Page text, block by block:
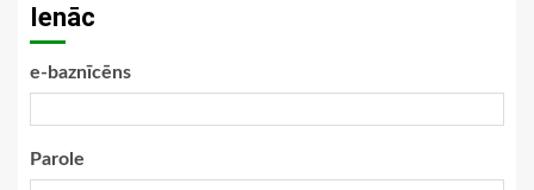
Ienāc
e-baznīcēns
Parole